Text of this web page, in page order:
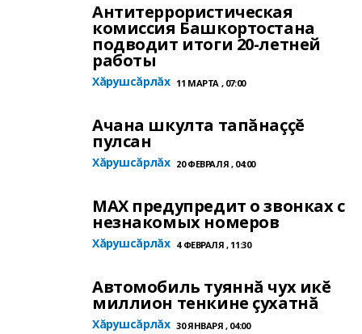
Антитеррористическая
комиссия Башкортостана
подводит итоги 20-летней
работы
Хăрушсăрлăх 11 МАРТА , 07:00
Ачана шкулта тапăнаççĕ
пулсан
Хăрушсăрлăх 20 ФЕВРАЛЯ , 04:00
MAХ предупредит о звонках с
незнакомых номеров
Хăрушсăрлăх 4 ФЕВРАЛЯ , 11:30
Автомобиль туяннă чух икĕ
миллион тенкине çухатнă
Хăрушсăрлăх 30 ЯНВАРЯ , 04:00